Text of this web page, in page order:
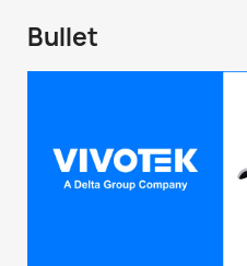
Bullet